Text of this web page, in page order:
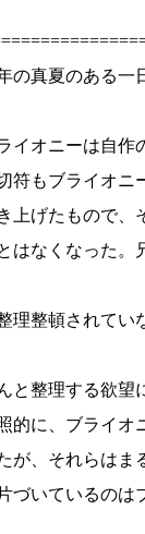
の真夏のある
イオニーは自作
もブライオニ
上げたもので
はなくなった。
理整頓されて
と整理する欲
的に、ブライ
が、それらは
づいているの